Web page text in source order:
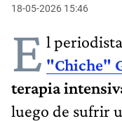
18-05-2026 15:46
E l
"Chiche"
terapia
luego de sufrir